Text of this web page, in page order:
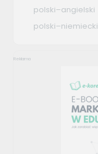
polski–angielski
polski–niemiecki
Reklama